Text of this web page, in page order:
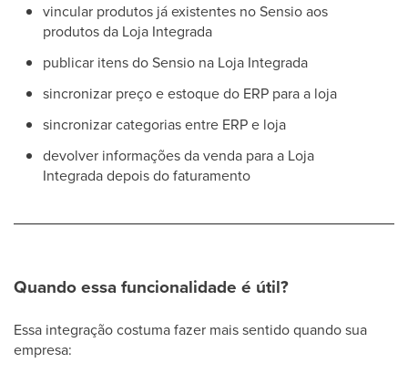
vincular produtos já existentes no Sensio aos
produtos da Loja Integrada
publicar itens do Sensio na Loja Integrada
sincronizar preço e estoque do ERP para a loja
sincronizar categorias entre ERP e loja
devolver informações da venda para a Loja
Integrada depois do faturamento
Quando essa funcionalidade é útil?
Essa integração costuma fazer mais sentido quando sua
empresa: